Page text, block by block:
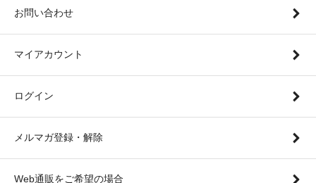
お問い合わせ
マイアカウント
ログイン
メルマガ登録・解除
Web通販をご希望の場合